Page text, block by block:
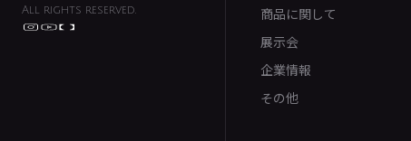
All rights reserved.
商品に関して
展示会
企業情報
その他